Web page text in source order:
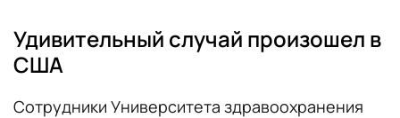
Удивительный случай произошел в
США
Сотрудники Университета здравоохранения